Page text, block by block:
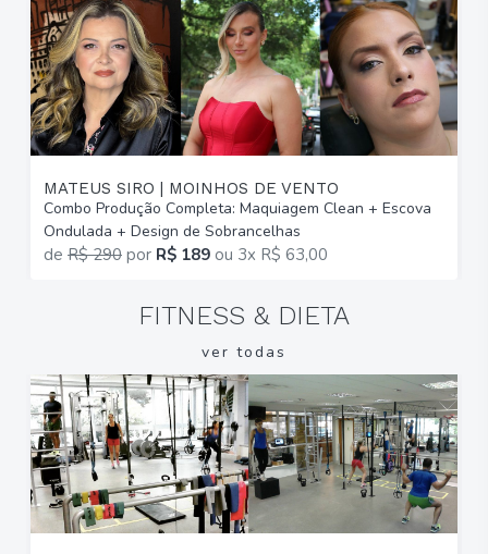
MATEUS SIRO | MOINHOS DE VENTO
Combo Produção Completa: Maquiagem Clean + Escova
Ondulada + Design de Sobrancelhas
de R$ 290 por R$ 189 ou 3x R$ 63,00
FITNESS & DIETA
ver todas